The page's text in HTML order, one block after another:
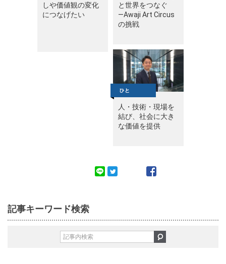
しや価値観の変化
につなげたい
と世界をつなぐ
—Awaji Art Circus
の挑戦
人・技術・現場を
結び、社会に大き
な価値を提供
記事キーワード検索